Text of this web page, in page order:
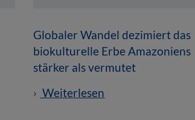
Globaler Wandel dezimiert das
biokulturelle Erbe Amazoniens
stärker als vermutet
Weiterlesen